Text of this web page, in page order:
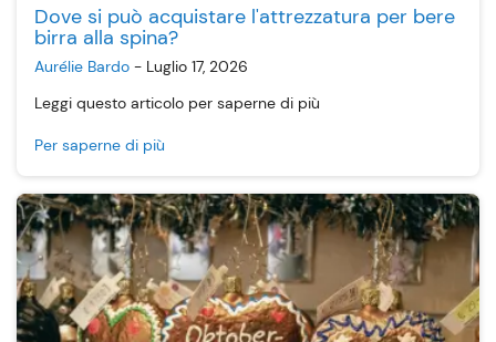
Dove si può acquistare l'attrezzatura per bere
birra alla spina?
Aurélie Bardo - Luglio 17, 2026
Leggi questo articolo per saperne di più
Per saperne di più